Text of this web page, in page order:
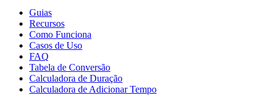
Guias
Recursos
Como Funciona
Casos de Uso
FAQ
Tabela de Conversão
Calculadora de Duração
Calculadora de Adicionar Tempo